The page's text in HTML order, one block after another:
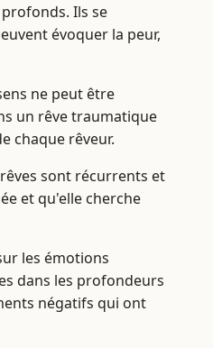
Ils se
évoquer la peur,
ne peut être
un rêve traumatique
chaque rêveur.
sont récurrents et
et qu'elle cherche
les émotions
dans les profondeurs
négatifs qui ont